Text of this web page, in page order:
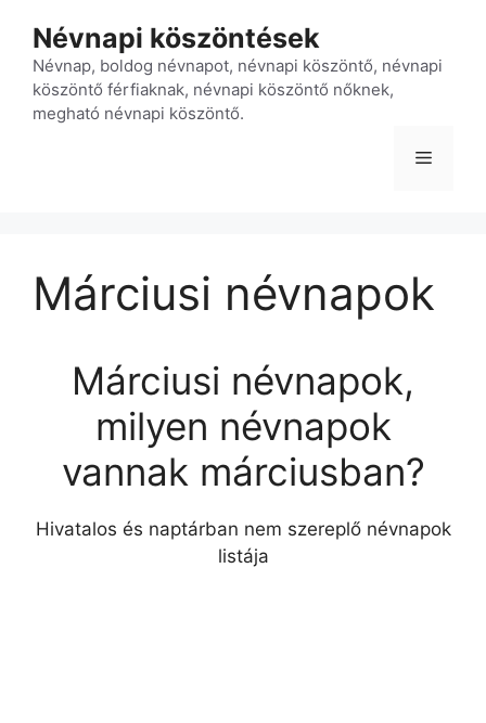
tartalomba
Névnapi köszöntések
Névnap, boldog névnapot, névnapi köszöntő, névnapi
köszöntő férfiaknak, névnapi köszöntő nőknek,
megható névnapi köszöntő.
Menü
Márciusi névnapok
Márciusi névnapok,
milyen névnapok
vannak márciusban?
Hivatalos és naptárban nem szereplő névnapok
listája